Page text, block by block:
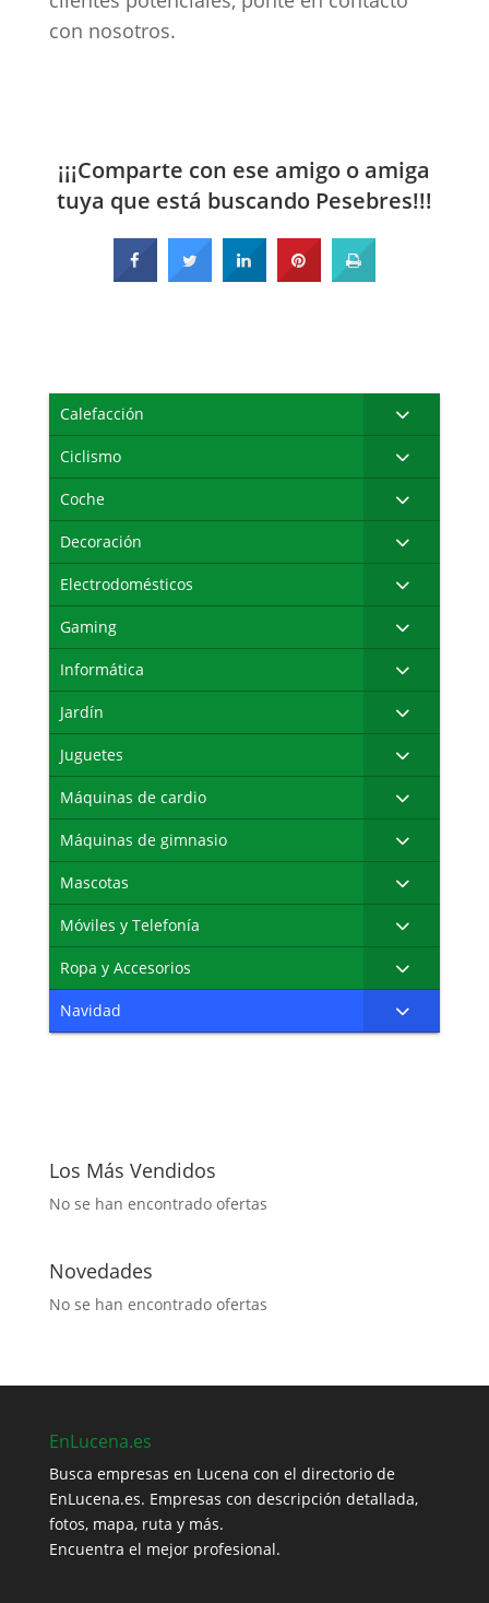
con nosotros.
¡¡¡Comparte con ese amigo o amiga
tuya que está buscando Pesebres!!!
Calefacción
Ciclismo
Coche
Decoración
Electrodomésticos
Gaming
Informática
Jardín
Juguetes
Máquinas de cardio
Máquinas de gimnasio
Mascotas
Móviles y Telefonía
Ropa y Accesorios
Navidad
Los Más Vendidos
No se han encontrado ofertas
Novedades
No se han encontrado ofertas
EnLucena.es
Busca empresas en Lucena con el directorio de
EnLucena.es. Empresas con descripción detallada,
fotos, mapa, ruta y más.
Encuentra el mejor profesional.